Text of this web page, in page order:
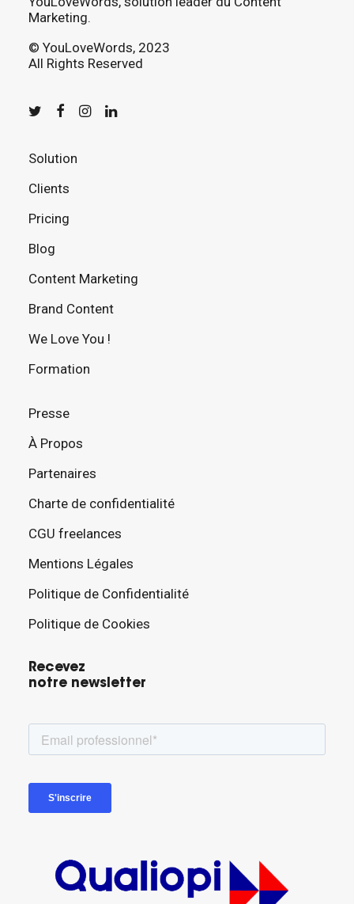
Marketing.
© YouLoveWords, 2023
All Rights Reserved
Solution
Clients
Pricing
Blog
Content Marketing
Brand Content
We Love You !
Formation
Presse
À Propos
Partenaires
Charte de confidentialité
CGU freelances
Mentions Légales
Politique de Confidentialité
Politique de Cookies
Recevez
notre newsletter